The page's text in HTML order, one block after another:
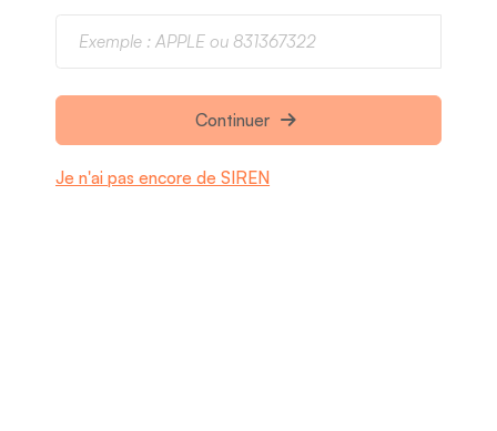
Continuer
Je n'ai pas encore de SIREN